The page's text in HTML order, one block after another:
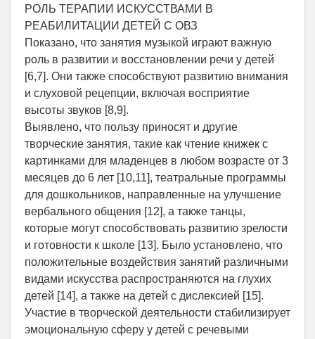
РОЛЬ ТЕРАПИИ ИСКУССТВАМИ В
РЕАБИЛИТАЦИИ ДЕТЕЙ С ОВЗ
Показано, что занятия музыкой играют важную
роль в развитии и восстановлении речи у детей
[6,7]. Они также способствуют развитию внимания
и слуховой рецепции, включая восприятие
высоты звуков [8,9].
Выявлено, что пользу приносят и другие
творческие занятия, такие как чтение книжек с
картинками для младенцев в любом возрасте от 3
месяцев до 6 лет [10,11], театральные программы
для дошкольников, направленные на улучшение
вербального общения [12], а также танцы,
которые могут способствовать развитию зрелости
и готовности к школе [13]. Было установлено, что
положительные воздействия занятий различными
видами искусства распространяются на глухих
детей [14], а также на детей с дислексией [15].
Участие в творческой деятельности стабилизирует
эмоциональную сферу у детей с речевыми